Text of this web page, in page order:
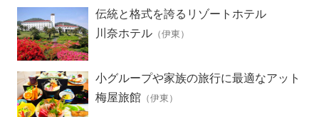
伝統と格式を誇るリゾートホテル
川奈ホテル （伊東）
小グループや家族の旅行に最適なアット
ホームな宿
梅屋旅館 （伊東）